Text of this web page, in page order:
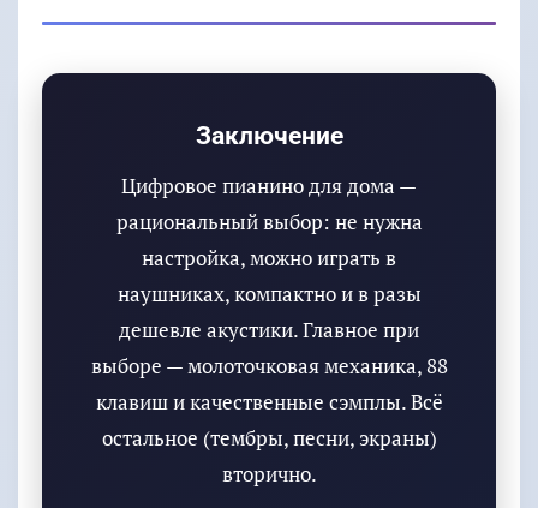
Заключение
Цифровое пианино для дома —
рациональный выбор: не нужна
настройка, можно играть в
наушниках, компактно и в разы
дешевле акустики. Главное при
выборе — молоточковая механика, 88
клавиш и качественные сэмплы. Всё
остальное (тембры, песни, экраны)
вторично.